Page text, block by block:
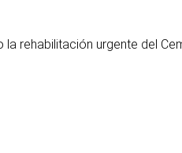
rehabilitación urgente del